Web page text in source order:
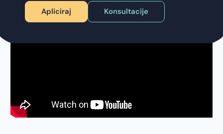
Apliciraj Konsultacije